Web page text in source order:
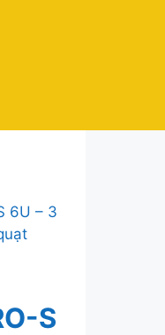
6U – 3
S